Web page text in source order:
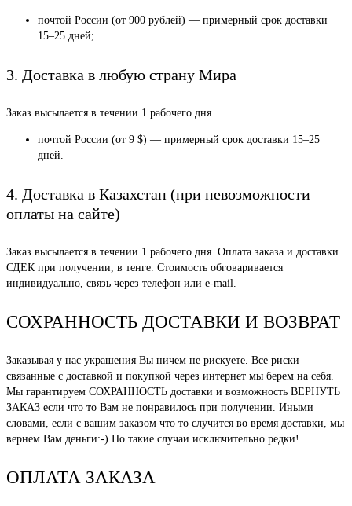
почтой России (от 900 рублей) — примерный срок доставки
15–25 дней;
3. Доставка в любую страну Мира
Заказ высылается в течении 1 рабочего дня.
почтой России (от 9 $) — примерный срок доставки 15–25
дней.
4. Доставка в Казахстан (при невозможности
оплаты на сайте)
Заказ высылается в течении 1 рабочего дня. Оплата заказа и доставки
СДЕК при получении, в тенге. Стоимость обговаривается
индивидуально, связь через телефон или e-mail.
СОХРАННОСТЬ ДОСТАВКИ И ВОЗВРАТ
Заказывая у нас украшения Вы ничем не рискуете. Все риски
связанные с доставкой и покупкой через интернет мы берем на себя.
Мы гарантируем СОХРАННОСТЬ доставки и возможность ВЕРНУТЬ
ЗАКАЗ если что то Вам не понравилось при получении. Иными
словами, если с вашим заказом что то случится во время доставки, мы
вернем Вам деньги:-) Но такие случаи исключительно редки!
ОПЛАТА ЗАКАЗА